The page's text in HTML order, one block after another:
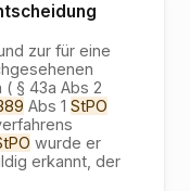
zur für eine
§ 43a Abs 2
Abs 1 StPO
wurde er
erkannt, der